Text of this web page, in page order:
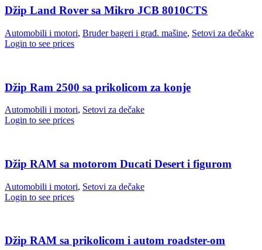
Džip Land Rover sa Mikro JCB 8010CTS
Automobili i motori, Bruder bageri i građ. mašine, Setovi za dečake
Login to see prices
Džip Ram 2500 sa prikolicom za konje
Automobili i motori, Setovi za dečake
Login to see prices
Džip RAM sa motorom Ducati Desert i figurom
Automobili i motori, Setovi za dečake
Login to see prices
Džip RAM sa prikolicom i autom roadster-om